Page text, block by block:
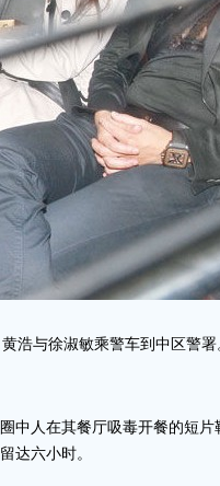
黄浩与徐淑敏乘警车到中区警署
人在其餐厅吸毒开餐的短片
达六小时。